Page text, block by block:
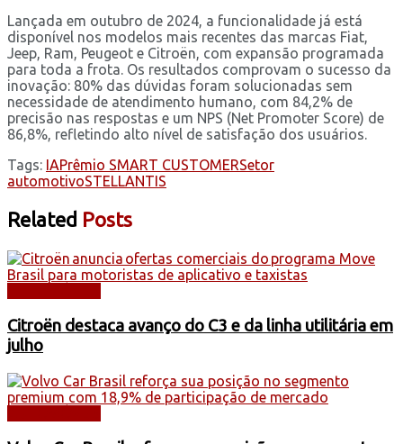
Lançada em outubro de 2024, a funcionalidade já está
disponível nos modelos mais recentes das marcas Fiat,
Jeep, Ram, Peugeot e Citroën, com expansão programada
para toda a frota. Os resultados comprovam o sucesso da
inovação: 80% das dúvidas foram solucionadas sem
necessidade de atendimento humano, com 84,2% de
precisão nas respostas e um NPS (Net Promoter Score) de
86,8%, refletindo alto nível de satisfação dos usuários.
Tags: IAPrêmio SMART CUSTOMERSetor
automotivoSTELLANTIS
Related Posts
Citroën destaca avanço do C3 e da linha utilitária em
julho